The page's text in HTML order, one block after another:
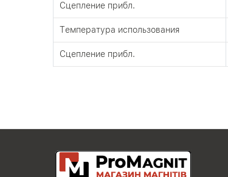
Сцепление прибл.
Tемпература использования
Сцепление прибл.